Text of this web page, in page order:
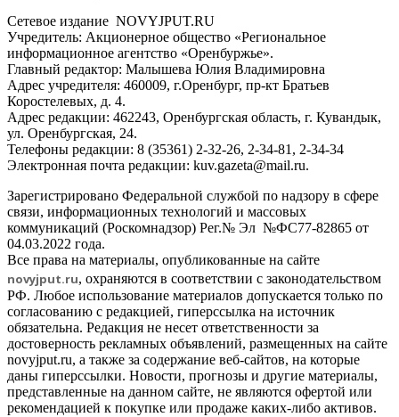
Сетевое издание NOVYJPUT.RU
Учредитель: Акционерное общество «Региональное
информационное агентство «Оренбуржье».
Главный редактор: Малышева Юлия Владимировна
Адрес учредителя: 460009, г.Оренбург, пр-кт Братьев
Коростелевых, д. 4.
Адрес редакции: 462243, Оренбургская область, г. Кувандык,
ул. Оренбургская, 24.
Телефоны редакции: 8 (35361) 2-32-26, 2-34-81, 2-34-34
Электронная почта редакции: kuv.gazeta@mail.ru.
Зарегистрировано Федеральной службой по надзору в сфере
связи, информационных технологий и массовых
коммуникаций (Роскомнадзор) Рег.№ Эл №ФС77-82865 от
04.03.2022 года.
Все права на материалы, опубликованные на сайте
novyjput.ru, охраняются в соответствии с законодательством
РФ. Любое использование материалов допускается только по
согласованию с редакцией, гиперссылка на источник
обязательна. Редакция не несет ответственности за
достоверность рекламных объявлений, размещенных на сайте
novyjput.ru, а также за содержание веб-сайтов, на которые
даны гиперссылки. Новости, прогнозы и другие материалы,
представленные на данном сайте, не являются офертой или
рекомендацией к покупке или продаже каких-либо активов.